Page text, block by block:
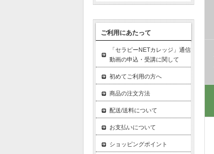
ご利用にあたって
「セラピーNETカレッジ」通信
動画の申込・受講に関して
初めてご利用の方へ
商品の注文方法
配送/送料について
お支払いについて
ショッピングポイント